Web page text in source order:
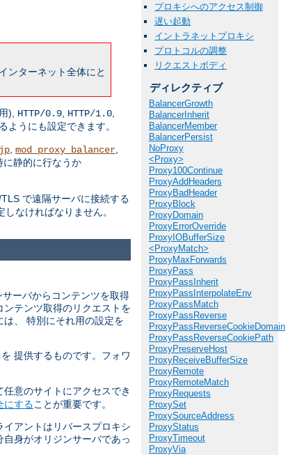
ンターネット全体にと
), HTTP/0.9 HTTP/1.0
うにも設定できます。
mod_proxy_balancer
静的に行なうか
で遠隔サーバに接続する
なければなりません。
プロキシへのアクセス制御
遅い起動
イントラネットプロキシ
プロトコルの調整
リクエストボディ
ディレクティブ
BalancerGrowth
BalancerInherit
BalancerMember
BalancerPersist
NoProxy
<Proxy>
Proxy100Continue
ProxyAddHeaders
ProxyBadHeader
ProxyBlock
ProxyDomain
ProxyErrorOverride
ProxyIOBufferSize
<ProxyMatch>
ProxyMaxForwards
ProxyPass
ProxyPassInherit
ProxyPassInterpolateEnv
ProxyPassMatch
ProxyPassReverse
ProxyPassReverseCookieDomain
ProxyPassReverseCookiePath
ProxyPreserveHost
ProxyReceiveBufferSize
ProxyRemote
ProxyRemoteMatch
ProxyRequests
ProxySet
ProxySourceAddress
ProxyStatus
ProxyTimeout
ProxyVia
ーバからコンテンツを取得
テンツ取得のリクエストを
、 特別にそれ用の設定を
提供するものです。フォワ
意のサイトにアクセスでき
にすることが重要です。
アントはリバースプロキシ
身がオリジンサーバであっ